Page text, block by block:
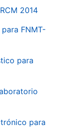
2014
FNMT-
para
para